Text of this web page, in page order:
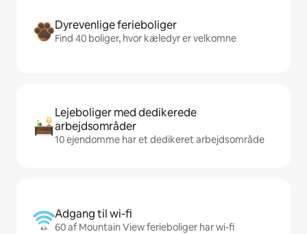
Dyrevenlige ferieboliger
Find 40 boliger, hvor kæledyr er velkomne
Lejeboliger med dedikerede
arbejdsområder
10 ejendomme har et dedikeret arbejdsområde
Adgang til wi-fi
60 af Mountain View ferieboliger har wi-fi